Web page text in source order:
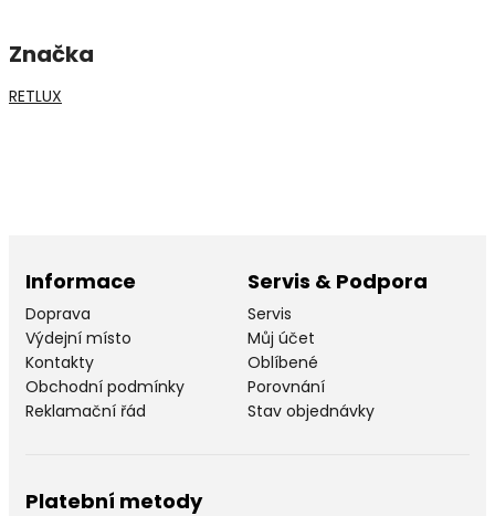
Značka
RETLUX
Informace
Doprava
Výdejní místo
Kontakty
Obchodní podmínky
Reklamační řád
Servis & Podpora
Servis
Můj účet
Oblíbené
Porovnání
Stav objednávky
Platební metody